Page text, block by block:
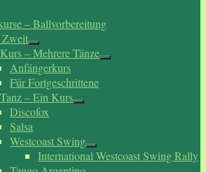
– Ballvorbereitung
Zweit
– Mehrere Tänze
Anfängerkurs
Für Fortgeschrittene
– Ein Kurs
Discofox
Salsa
Westcoast Swing
International Westcoast Swing Rally